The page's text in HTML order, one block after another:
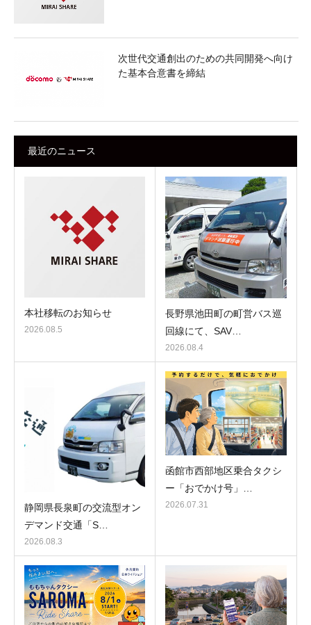
次世代交通創出のための共同開発へ向け
た基本合意書を締結
最近のニュース
本社移転のお知らせ
2026.08.5
長野県池田町の町営バス巡
回線にて、SAV…
2026.08.4
静岡県長泉町の交流型オン
デマンド交通「S…
2026.08.3
函館市西部地区乗合タクシ
ー「おでかけ号」…
2026.07.31